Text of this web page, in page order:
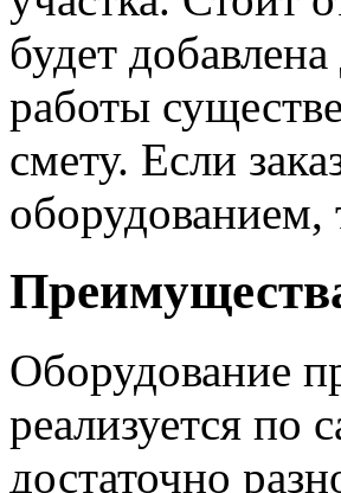
будет
работы
смету. Если
оборудованием,
Оборудование
реализуется
достаточно